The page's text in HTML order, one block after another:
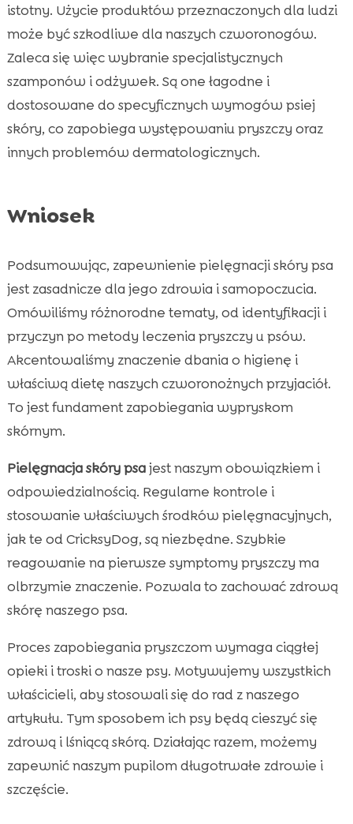
istotny. Użycie produktów przeznaczonych dla ludzi
może być szkodliwe dla naszych czworonogów.
Zaleca się więc wybranie specjalistycznych
szamponów i odżywek. Są one łagodne i
dostosowane do specyficznych wymogów psiej
skóry, co zapobiega występowaniu pryszczy oraz
innych problemów dermatologicznych.
Wniosek
Podsumowując, zapewnienie pielęgnacji skóry psa
jest zasadnicze dla jego zdrowia i samopoczucia.
Omówiliśmy różnorodne tematy, od identyfikacji i
przyczyn po metody leczenia pryszczy u psów.
Akcentowaliśmy znaczenie dbania o higienę i
właściwą dietę naszych czworonożnych przyjaciół.
To jest fundament zapobiegania wypryskom
skórnym.
Pielęgnacja skóry psajest naszym obowiązkiem i
odpowiedzialnością. Regularne kontrole i
stosowanie właściwych środków pielęgnacyjnych,
jak te od CricksyDog, są niezbędne. Szybkie
reagowanie na pierwsze symptomy pryszczy ma
olbrzymie znaczenie. Pozwala to zachować zdrową
skórę naszego psa.
Proces zapobiegania pryszczom wymaga ciągłej
opieki i troski o nasze psy. Motywujemy wszystkich
właścicieli, aby stosowali się do rad z naszego
artykułu. Tym sposobem ich psy będą cieszyć się
zdrową i lśniącą skórą. Działając razem, możemy
zapewnić naszym pupilom długotrwałe zdrowie i
szczęście.